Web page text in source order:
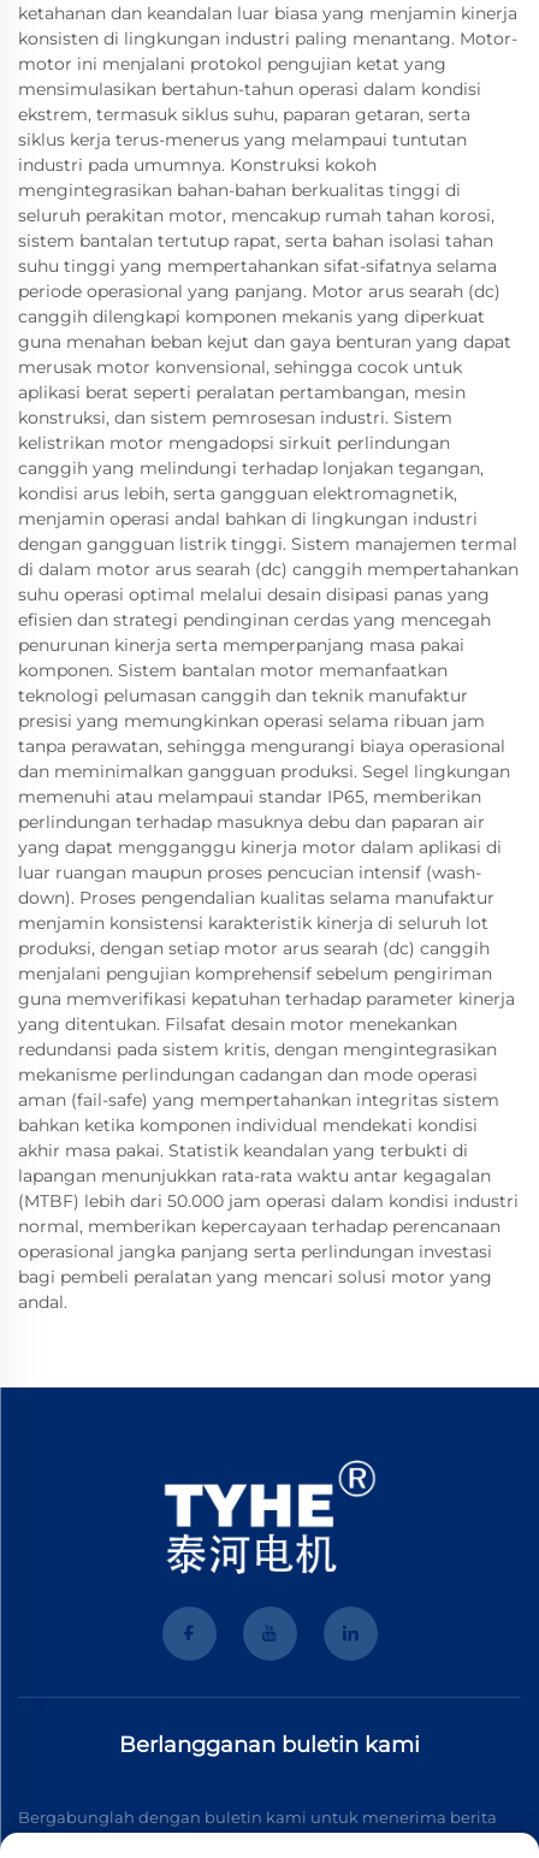
ketahanan dan keandalan luar biasa yang menjamin kinerja
konsisten di lingkungan industri paling menantang. Motor-
motor ini menjalani protokol pengujian ketat yang
mensimulasikan bertahun-tahun operasi dalam kondisi
ekstrem, termasuk siklus suhu, paparan getaran, serta
siklus kerja terus-menerus yang melampaui tuntutan
industri pada umumnya. Konstruksi kokoh
mengintegrasikan bahan-bahan berkualitas tinggi di
seluruh perakitan motor, mencakup rumah tahan korosi,
sistem bantalan tertutup rapat, serta bahan isolasi tahan
suhu tinggi yang mempertahankan sifat-sifatnya selama
periode operasional yang panjang. Motor arus searah (dc)
canggih dilengkapi komponen mekanis yang diperkuat
guna menahan beban kejut dan gaya benturan yang dapat
merusak motor konvensional, sehingga cocok untuk
aplikasi berat seperti peralatan pertambangan, mesin
konstruksi, dan sistem pemrosesan industri. Sistem
kelistrikan motor mengadopsi sirkuit perlindungan
canggih yang melindungi terhadap lonjakan tegangan,
kondisi arus lebih, serta gangguan elektromagnetik,
menjamin operasi andal bahkan di lingkungan industri
dengan gangguan listrik tinggi. Sistem manajemen termal
di dalam motor arus searah (dc) canggih mempertahankan
suhu operasi optimal melalui desain disipasi panas yang
efisien dan strategi pendinginan cerdas yang mencegah
penurunan kinerja serta memperpanjang masa pakai
komponen. Sistem bantalan motor memanfaatkan
teknologi pelumasan canggih dan teknik manufaktur
presisi yang memungkinkan operasi selama ribuan jam
tanpa perawatan, sehingga mengurangi biaya operasional
dan meminimalkan gangguan produksi. Segel lingkungan
memenuhi atau melampaui standar IP65, memberikan
perlindungan terhadap masuknya debu dan paparan air
yang dapat mengganggu kinerja motor dalam aplikasi di
luar ruangan maupun proses pencucian intensif (wash-
down). Proses pengendalian kualitas selama manufaktur
menjamin konsistensi karakteristik kinerja di seluruh lot
produksi, dengan setiap motor arus searah (dc) canggih
menjalani pengujian komprehensif sebelum pengiriman
guna memverifikasi kepatuhan terhadap parameter kinerja
yang ditentukan. Filsafat desain motor menekankan
redundansi pada sistem kritis, dengan mengintegrasikan
mekanisme perlindungan cadangan dan mode operasi
aman (fail-safe) yang mempertahankan integritas sistem
bahkan ketika komponen individual mendekati kondisi
akhir masa pakai. Statistik keandalan yang terbukti di
lapangan menunjukkan rata-rata waktu antar kegagalan
(MTBF) lebih dari 50.000 jam operasi dalam kondisi industri
normal, memberikan kepercayaan terhadap perencanaan
operasional jangka panjang serta perlindungan investasi
bagi pembeli peralatan yang mencari solusi motor yang
andal.
Berlangganan buletin kami
Bergabunglah dengan buletin kami untuk menerima berita